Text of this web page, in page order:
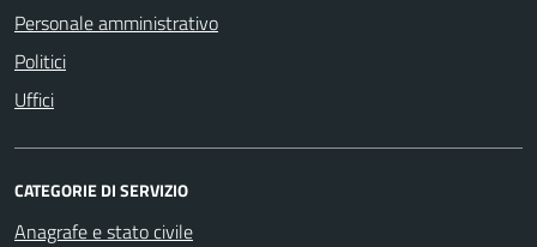
Personale amministrativo
Politici
Uffici
CATEGORIE DI SERVIZIO
Anagrafe e stato civile